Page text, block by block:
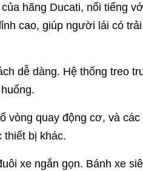
hãng Ducati, nổi tiếng
cao, giúp người lái có
dễ dàng. Hệ thống treo
vòng quay động cơ, và
thiết bị khác.
xe ngắn gọn. Bánh xe